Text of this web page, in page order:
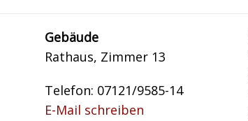
Gebäude
Rathaus, Zimmer 13
Telefon: 07121/9585-14
E-Mail schreiben